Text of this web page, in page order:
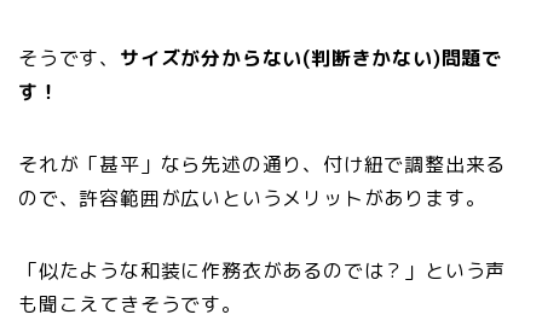
そうです、 サイズが分からない(判断きかない)問題で
す！
それが「甚平」なら先述の通り、付け紐で調整出来る
ので、許容範囲が広いというメリットがあります。
「似たような和装に作務衣があるのでは？」という声
も聞こえてきそうです。